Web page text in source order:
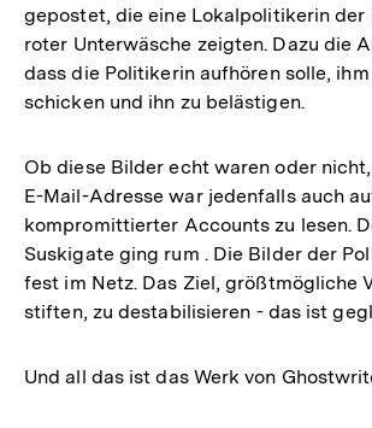
gepostet, die eine Lokalpolitikerin der
roter Unterwäsche zeigten. Dazu die
dass die Politikerin aufhören solle, ihm
schicken und ihn zu belästigen.
Ob diese Bilder echt waren oder
E-Mail-Adresse war jedenfalls auch
kompromittierter Accounts zu lesen.
Suskigate ging rum . Die Bilder der
fest im Netz. Das Ziel, größtmögliche
stiften, zu destabilisieren - das ist
Und all das ist das Werk von